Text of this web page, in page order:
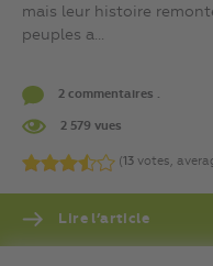
mais leur histoire
peuples a...
2 commentaires .
2 579 vues
(13 votes,
Lire l’article